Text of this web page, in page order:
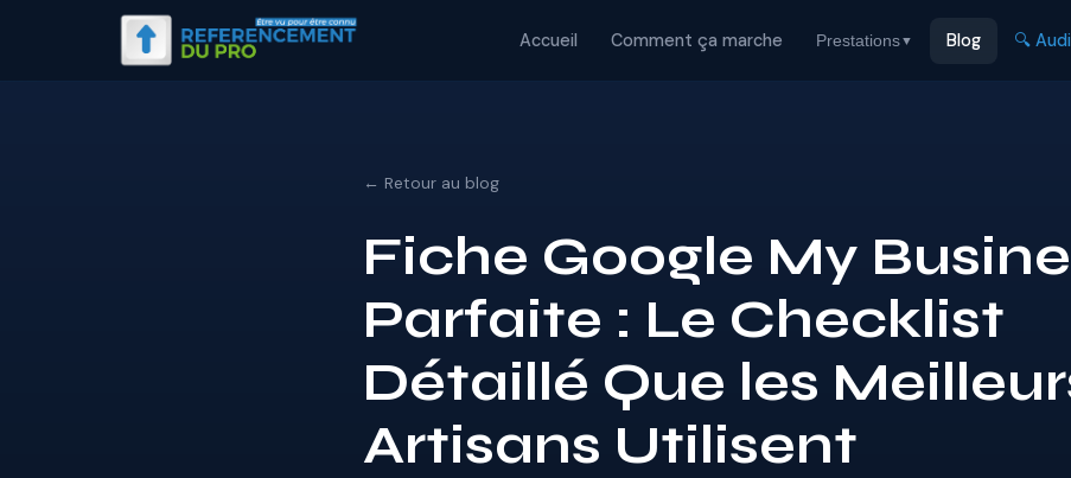
Accueil Comment ça marche Prestations▼ Blog 🔍
← Retour au blog
Fiche Google My
Parfaite : Le Checklist
Détaillé Que les
Artisans Utilisent